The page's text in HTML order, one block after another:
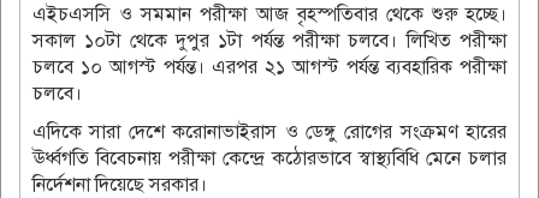
এইচএসসি ও সমমান পরীক্ষা আজ বৃহস্পতিবার থেকে শুরু হচ্ছে।
সকাল ১০টা থেকে দুপুর ১টা পর্যন্ত পরীক্ষা চলবে। লিখিত পরীক্ষা
চলবে ১০ আগস্ট পর্যন্ত। এরপর ২১ আগস্ট পর্যন্ত ব্যবহারিক পরীক্ষা
চলবে।
এদিকে সারা দেশে করোনাভাইরাস ও ডেঙ্গু রোগের সংক্রমণ হারের
ঊর্ধ্বগতি বিবেচনায় পরীক্ষা কেন্দ্রে কঠোরভাবে স্বাস্থ্যবিধি মেনে চলার
নির্দেশনা দিয়েছে সরকার।